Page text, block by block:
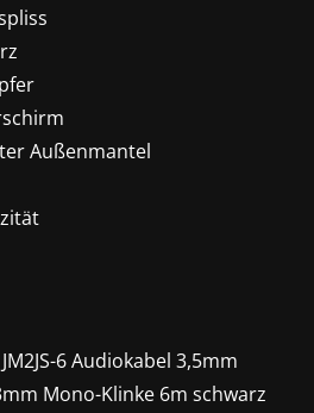
Außenmantel
6 Audiokabel 3,5mm
Mono-Klinke 6m schwarz